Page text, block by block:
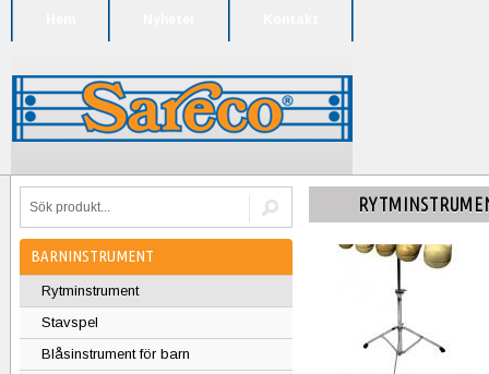
BARNINSTRUMENT
Rytminstrument
Stavspel
Blåsinstrument för barn